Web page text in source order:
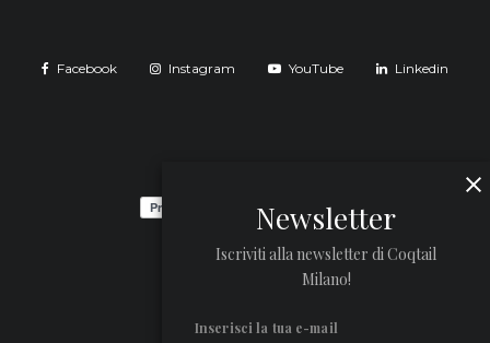
Facebook Instagram YouTube Linkedin
Newsletter
Iscriviti alla newsletter di Coqtail
Milano!